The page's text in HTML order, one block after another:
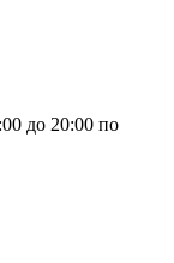
до 20:00 по